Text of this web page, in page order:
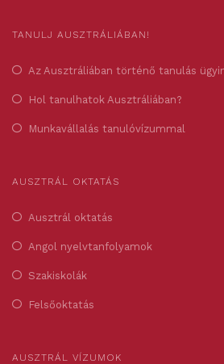
TANULJ AUSZTRÁLIÁBAN!
Az Ausztráliában történő tanulás
Hol tanulhatok Ausztráliában?
Munkavállalás tanulóvízummal
AUSZTRÁL OKTATÁS
Ausztrál oktatás
Angol nyelvtanfolyamok
Szakiskolák
Felsőoktatás
AUSZTRÁL VÍZUMOK